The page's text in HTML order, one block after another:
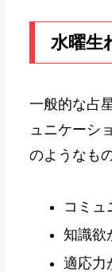
水曜生
一般的な占
ュニケーシ
のようなも
コミュ
知識欲
適応力